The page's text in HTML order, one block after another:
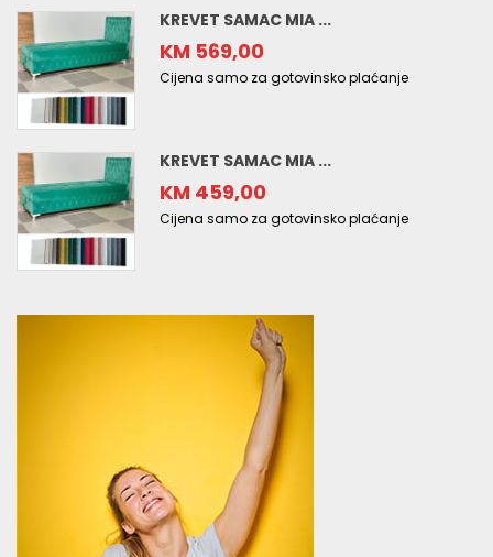
KREVET SAMAC MIA ...
KM 569,00
Cijena samo za gotovinsko plaćanje
KREVET SAMAC MIA ...
KM 459,00
Cijena samo za gotovinsko plaćanje